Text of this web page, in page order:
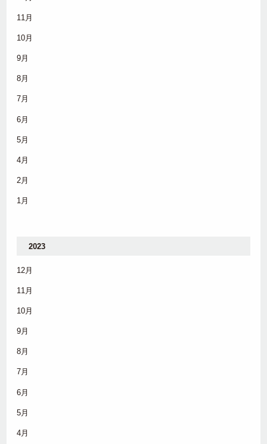
11月
10月
9月
8月
7月
6月
5月
4月
2月
1月
2023
12月
11月
10月
9月
8月
7月
6月
5月
4月